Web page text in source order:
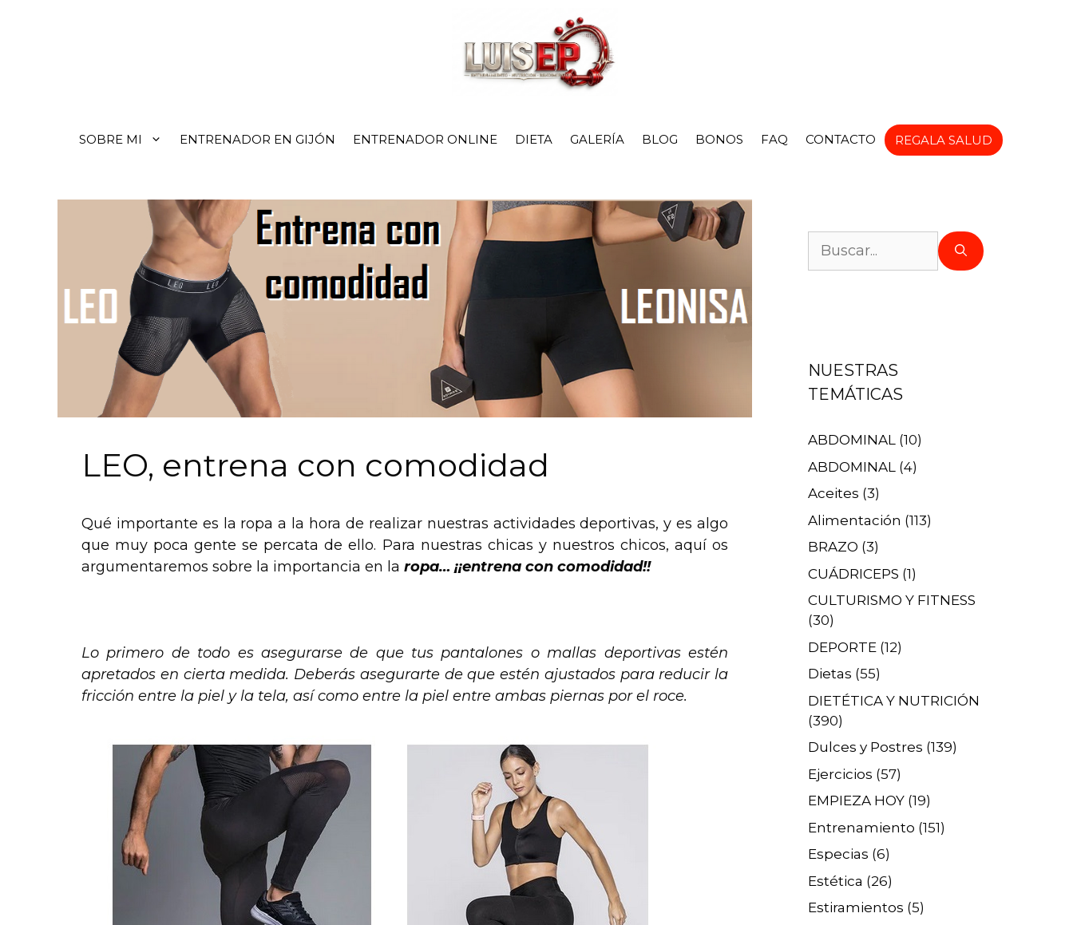
SOBRE MI ENTRENADOR EN GIJÓN ENTRENADOR ONLINE DIETA GALERÍA BLOG BONOS FAQ CONTACTO REGALA SALUD
LEO, entrena con comodidad
Qué importante es la ropa a la hora de realizar nuestras actividades deportivas, y es algo
que muy poca gente se percata de ello. Para nuestras chicas y nuestros chicos, aquí os
argumentaremos sobre la importancia en la ropa… ¡¡entrena con comodidad!!
Lo primero de todo es asegurarse de que tus pantalones o mallas deportivas estén
apretados en cierta medida. Deberás asegurarte de que estén ajustados para reducir la
fricción entre la piel y la tela, así como entre la piel entre ambas piernas por el roce.
NUESTRAS
TEMÁTICAS
ABDOMINAL (10)
ABDOMINAL (4)
Aceites (3)
Alimentación (113)
BRAZO (3)
CUÁDRICEPS (1)
CULTURISMO Y FITNESS
(30)
DEPORTE (12)
Dietas (55)
DIETÉTICA Y NUTRICIÓN
(390)
Dulces y Postres (139)
Ejercicios (57)
EMPIEZA HOY (19)
Entrenamiento (151)
Especias (6)
Estética (26)
Estiramientos (5)